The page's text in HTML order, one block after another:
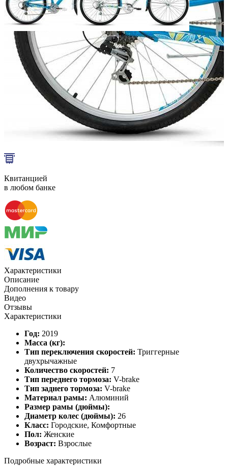
Добавить к сравнению
Нет в наличии
Сообщить о наличии
Способы оплаты
Наличными курьеру
Квитанцией
в любом банке
Характеристики
Описание
Дополнения к товару
Видео
Отзывы
Характеристики
Год: 2019
Масса (кг):
Тип переключения скоростей: Триггерные
двухрычажные
Количество скоростей: 7
Тип переднего тормоза: V-brake
Тип заднего тормоза: V-brake
Материал рамы: Алюминий
Размер рамы (дюймы):
Диаметр колес (дюймы): 26
Класс: Городские, Комфортные
Пол: Женские
Возраст: Взрослые
Подробные характеристики